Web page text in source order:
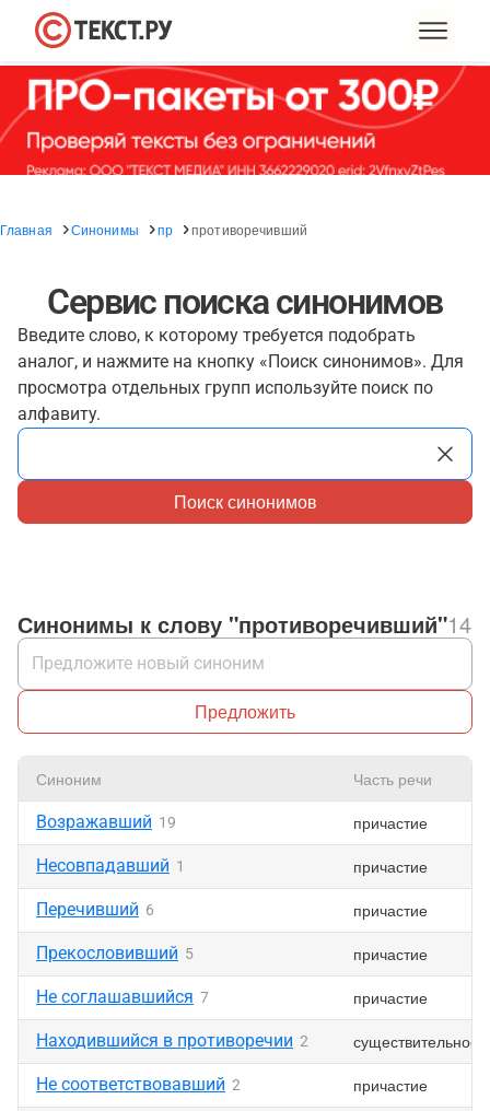
Главная Синонимы пр противоречивший
Сервис поиска синонимов
Введите слово, к которому требуется подобрать
аналог, и нажмите на кнопку «Поиск синонимов». Для
просмотра отдельных групп используйте поиск по
алфавиту.
Поиск синонимов
Синонимы к слову "противоречивший"14
Предложить
Синоним Часть речи
Возражавший 19 причастие
Несовпадавший 1 причастие
Перечивший 6 причастие
Прекословивший 5 причастие
Не соглашавшийся 7 причастие
Находившийся в противоречии 2 существительное
Не соответствовавший 2 причастие